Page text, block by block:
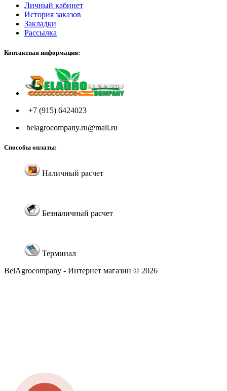
Личный кабинет
История заказов
Закладки
Рассылка
Контактная информация:
+7 (915) 6424023
belagrocompany.ru@mail.ru
Способы оплаты:
Наличный расчет
Безналичный расчет
Терминал
BelAgrocompany - Интернет магазин © 2026